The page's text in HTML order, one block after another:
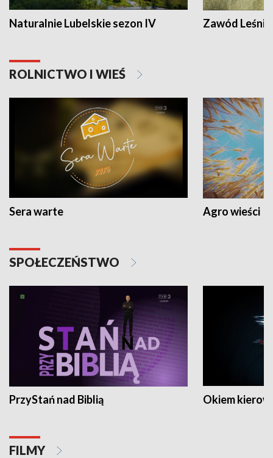
Naturalnie Lubelskie sezon IV Zawód Leśnik
ROLNICTWO I WIEŚ
Sera warte Agro wieści
SPOŁECZEŃSTWO
PrzyStań nad Biblią Okiem
FILMY